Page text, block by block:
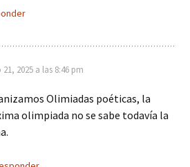
21, 2025 a las 8:46 pm
Olimiadas poéticas, la
olimpiada no se sabe todavía la